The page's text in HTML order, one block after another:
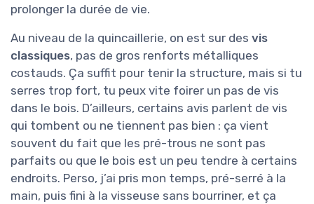
prolonger la durée de vie.
Au niveau de la quincaillerie, on est sur des vis
classiques, pas de gros renforts métalliques
costauds. Ça suffit pour tenir la structure, mais si tu
serres trop fort, tu peux vite foirer un pas de vis
dans le bois. D’ailleurs, certains avis parlent de vis
qui tombent ou ne tiennent pas bien : ça vient
souvent du fait que les pré-trous ne sont pas
parfaits ou que le bois est un peu tendre à certains
endroits. Perso, j’ai pris mon temps, pré-serré à la
main, puis fini à la visseuse sans bourriner, et ça